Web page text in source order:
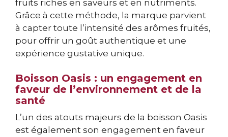
fruits riches en saveurs et en nutriments.
Grâce à cette méthode, la marque parvient
à capter toute l’intensité des arômes fruités,
pour offrir un goût authentique et une
expérience gustative unique.
Boisson Oasis : un engagement en
faveur de l’environnement et de la
santé
L’un des atouts majeurs de la boisson Oasis
est également son engagement en faveur